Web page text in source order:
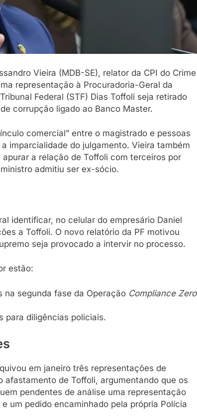
Vieira (MDB-SE), relator da CPI do Crime
representação à Procuradoria-Geral da
Federal (STF) Dias Toffoli seja retirado
corrupção ligado ao Banco Master.
comercial” entre o magistrado e pessoas
imparcialidade do julgamento. Vieira também
a relação de Toffoli com terceiros por
admitiu ser ex-sócio.
identificar, no celular do empresário Daniel
a Toffoli. O novo relatório da PF motivou
seja provocado a intervir no processo.
estão:
na segunda fase da Operação Compliance Zero
para diligências policiais.
em janeiro três representações de
de Toffoli, argumentando que os
pendentes de análise uma representação
um pedido encaminhado pela própria Polícia